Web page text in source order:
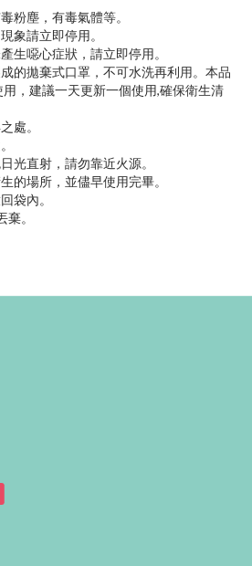
粉塵，有毒氣體等。
象請立即停用。
生噁心症狀，請立即停用。
的拋棄式口罩，不可水洗再利用。本品
，建議一天更新一個使用,確保衛生清
處。
光直射，請勿靠近火源。
的場所，並儘早使用完畢。
袋內。
。